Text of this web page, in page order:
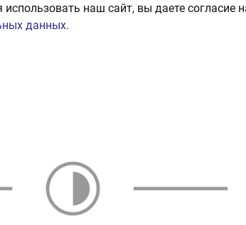
наш сайт, вы даете согласие
данных.